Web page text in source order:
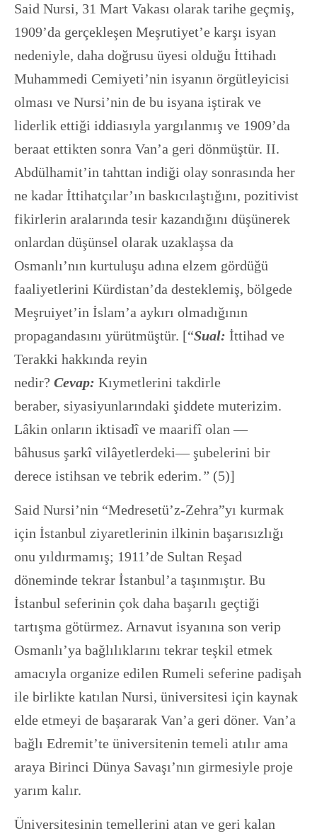
Said Nursi, 31 Mart Vakası olarak tarihe geçmiş,
1909’da gerçekleşen Meşrutiyet’e karşı isyan
nedeniyle, daha doğrusu üyesi olduğu İttihadı
Muhammedi Cemiyeti’nin isyanın örgütleyicisi
olması ve Nursi’nin de bu isyana iştirak ve
liderlik ettiği iddiasıyla yargılanmış ve 1909’da
beraat ettikten sonra Van’a geri dönmüştür. II.
Abdülhamit’in tahttan indiği olay sonrasında her
ne kadar İttihatçılar’ın baskıcılaştığını, pozitivist
fikirlerin aralarında tesir kazandığını düşünerek
onlardan düşünsel olarak uzaklaşsa da
Osmanlı’nın kurtuluşu adına elzem gördüğü
faaliyetlerini Kürdistan’da desteklemiş, bölgede
Meşruiyet’in İslam’a aykırı olmadığının
propagandasını yürütmüştür. [“Sual: İttihad ve
Terakki hakkında reyin
nedir? Cevap: Kıymetlerini takdirle
beraber, siyasiyunlarındaki şiddete muterizim.
Lâkin onların iktisadî ve maarifî olan —
bâhusus şarkî vilâyetlerdeki— şubelerini bir
derece istihsan ve tebrik ederim.” (5)]
Said Nursi’nin “Medresetü’z-Zehra”yı kurmak
için İstanbul ziyaretlerinin ilkinin başarısızlığı
onu yıldırmamış; 1911’de Sultan Reşad
döneminde tekrar İstanbul’a taşınmıştır. Bu
İstanbul seferinin çok daha başarılı geçtiği
tartışma götürmez. Arnavut isyanına son verip
Osmanlı’ya bağlılıklarını tekrar teşkil etmek
amacıyla organize edilen Rumeli seferine padişah
ile birlikte katılan Nursi, üniversitesi için kaynak
elde etmeyi de başararak Van’a geri döner. Van’a
bağlı Edremit’te üniversitenin temeli atılır ama
araya Birinci Dünya Savaşı’nın girmesiyle proje
yarım kalır.
Üniversitesinin temellerini atan ve geri kalan